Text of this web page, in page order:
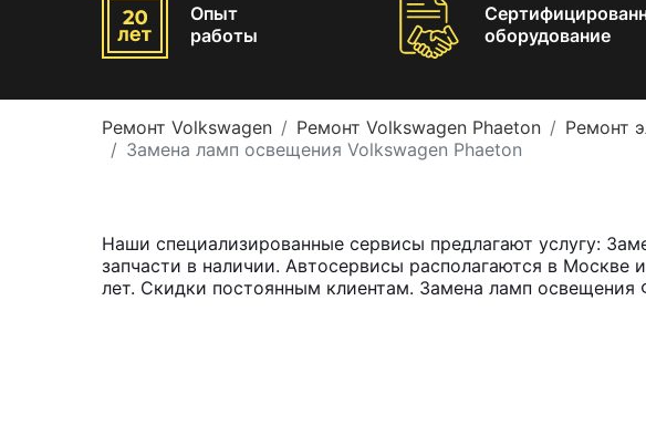
Опыт
работы
оборудование
Ремонт Volkswagen Ремонт Volkswagen Phaeton
Ремонт
Замена ламп освещения Volkswagen Phaeton
Наши специализированные сервисы предлагают услугу:
запчасти в наличии. Автосервисы располагаются в
лет. Скидки постоянным клиентам. Замена ламп освещения